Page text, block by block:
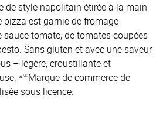
de style napolitain étirée à la main
pizza est garnie de fromage
sauce tomate, de tomates coupées
Sans gluten et avec une saveur
– légère, croustillante et
*MCMarque de commerce de
sous licence.